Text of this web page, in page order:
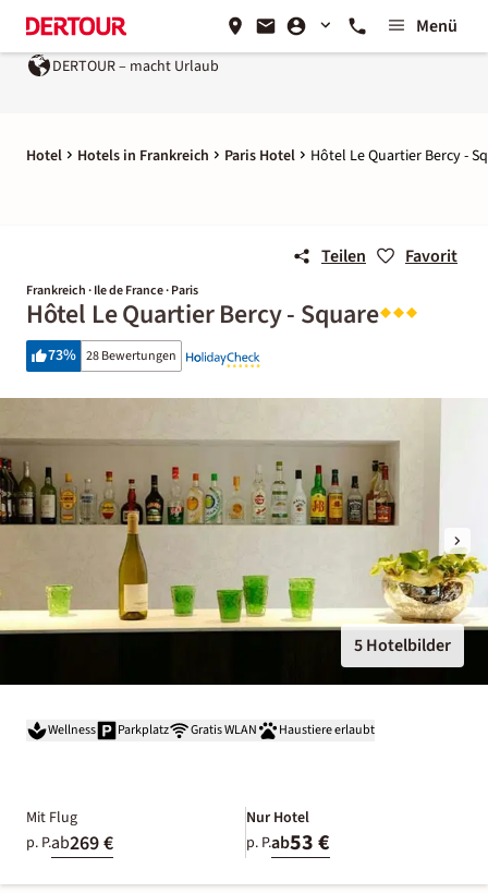
Menü
DERTOUR – macht Urlaub
Hotel Hotels in Frankreich Paris Hotel Hôtel Le Quartier Bercy -
Teilen Favorit
Frankreich · Ile de France · Paris
Hôtel Le Quartier Bercy - Square
73% 28 Bewertungen
5 Hotelbilder
Wellness Parkplatz Gratis WLAN Haustiere erlaubt
Mit Flug
p. P.ab269 €
Nur Hotel
p. P.ab53 €